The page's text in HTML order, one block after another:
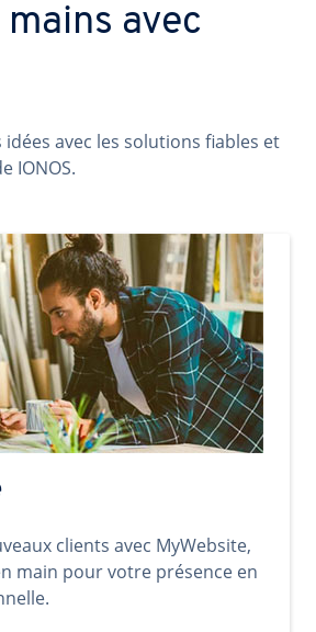
avec
idées avec les solutions fiables et
IONOS.
clients avec MyWebsite,
main pour votre présence en